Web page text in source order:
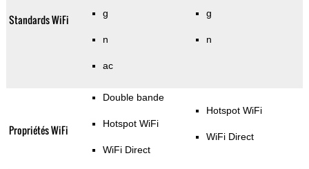
Standards WiFi g
n
ac
g
n
Propriétés WiFi
Double bande
Hotspot WiFi
WiFi Direct
Hotspot WiFi
WiFi Direct